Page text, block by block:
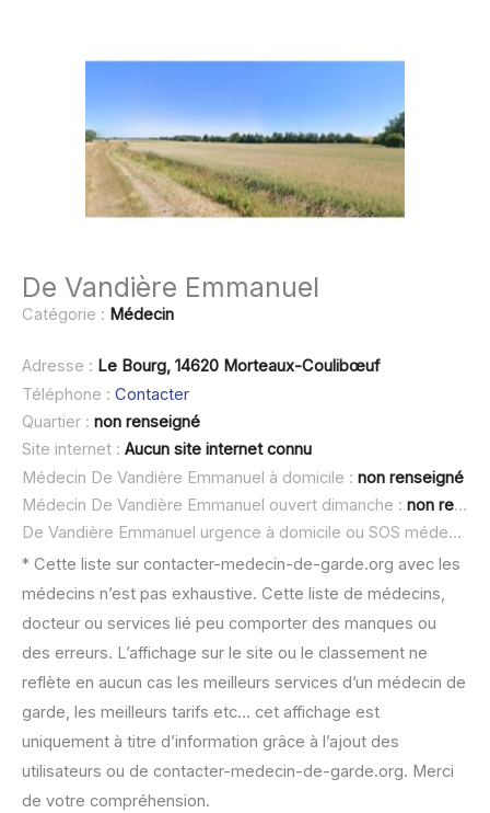
De Vandière Emmanuel
Catégorie : Médecin
Adresse : Le Bourg, 14620 Morteaux-Coulibœuf
Téléphone : Contacter
Quartier : non renseigné
Site internet : Aucun site internet connu
Médecin De Vandière Emmanuel à domicile : non renseigné
Médecin De Vandière Emmanuel ouvert dimanche : non renseigné
De Vandière Emmanuel urgence à domicile ou SOS médecin :
* Cette liste sur contacter-medecin-de-garde.org avec les
médecins n’est pas exhaustive. Cette liste de médecins,
docteur ou services lié peu comporter des manques ou
des erreurs. L’affichage sur le site ou le classement ne
reflète en aucun cas les meilleurs services d’un médecin de
garde, les meilleurs tarifs etc… cet affichage est
uniquement à titre d’information grâce à l’ajout des
utilisateurs ou de contacter-medecin-de-garde.org. Merci
de votre compréhension.